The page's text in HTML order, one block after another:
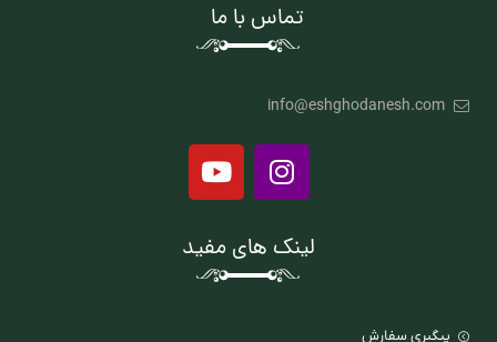
تماس با ما
info@eshghodanesh.com
لینک های مفید
پیگیری سفارش